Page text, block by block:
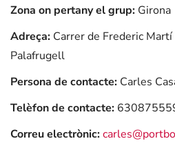
Zona on pertany el grup: Girona
Adreça: Carrer de Frederic
Palafrugell
Persona de contacte: Carles
Telèfon de contacte:
Correu electrònic: